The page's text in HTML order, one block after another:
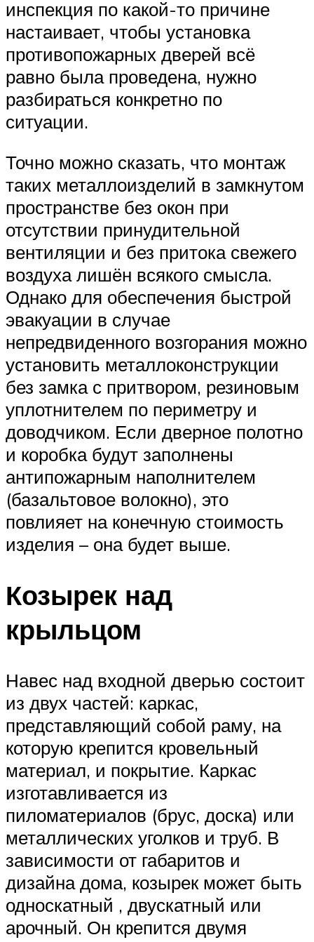
инспекция по какой-то причине
настаивает, чтобы установка
противопожарных дверей всё
равно была проведена, нужно
разбираться конкретно по
ситуации.
Точно можно сказать, что монтаж
таких металлоизделий в замкнутом
пространстве без окон при
отсутствии принудительной
вентиляции и без притока свежего
воздуха лишён всякого смысла.
Однако для обеспечения быстрой
эвакуации в случае
непредвиденного возгорания можно
установить металлоконструкции
без замка с притвором, резиновым
уплотнителем по периметру и
доводчиком. Если дверное полотно
и коробка будут заполнены
антипожарным наполнителем
(базальтовое волокно), это
повлияет на конечную стоимость
изделия – она будет выше.
Козырек над
крыльцом
Навес над входной дверью состоит
из двух частей: каркас,
представляющий собой раму, на
которую крепится кровельный
материал, и покрытие. Каркас
изготавливается из
пиломатериалов (брус, доска) или
металлических уголков и труб. В
зависимости от габаритов и
дизайна дома, козырек может быть
односкатный , двускатный или
арочный. Он крепится двумя